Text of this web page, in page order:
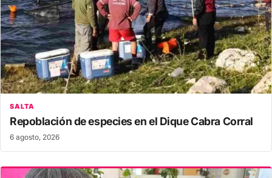
SALTA
Repoblación de especies en el Dique Cabra Corral
6 agosto, 2026